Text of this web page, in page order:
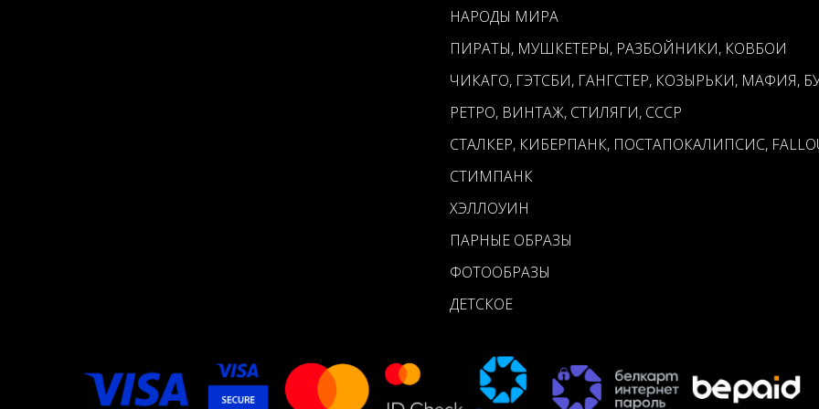
НАРОДЫ МИРА
ПИРАТЫ, МУШКЕТЕРЫ, РАЗБОЙНИКИ, КОВБОИ
ЧИКАГО, ГЭТСБИ, ГАНГСТЕР, КОЗЫРЬКИ, МАФИЯ,
РЕТРО, ВИНТАЖ, СТИЛЯГИ, СССР
СТАЛКЕР, КИБЕРПАНК, ПОСТАПОКАЛИПСИС,
СТИМПАНК
ХЭЛЛОУИН
ПАРНЫЕ ОБРАЗЫ
ФОТООБРАЗЫ
ДЕТСКОЕ